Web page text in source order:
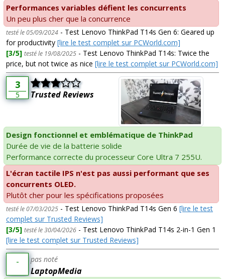
Performances variables défient les concurrents
Un peu plus cher que la concurrence
testé le 05/09/2024 - Test Lenovo ThinkPad T14s Gen 6: Geared up
for productivity [lire le test complet sur PCWorld.com]
[3/5] testé le 19/08/2025 - Test Lenovo ThinkPad T14s: Twice the
price, but not twice as nice [lire le test complet sur PCWorld.com]
3
5 Trusted Reviews
Design fonctionnel et emblématique de ThinkPad
Durée de vie de la batterie solide
Performance correcte du processeur Core Ultra 7 255U.
L'écran tactile IPS n'est pas aussi performant que ses
concurrents OLED.
Plutôt cher pour les spécifications proposées
testé le 07/03/2025 - Test Lenovo ThinkPad T14s Gen 6 [lire le test
complet sur Trusted Reviews]
[3/5] testé le 30/04/2026 - Test Lenovo ThinkPad T14s 2-in-1 Gen 1
[lire le test complet sur Trusted Reviews]
- pas noté
LaptopMedia